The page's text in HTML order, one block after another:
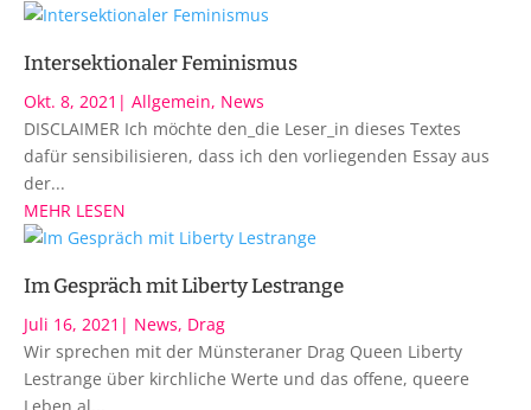
Intersektionaler Feminismus
Okt. 8, 2021 | Allgemein, News
DISCLAIMER Ich möchte den_die Leser_in dieses Textes
dafür sensibilisieren, dass ich den vorliegenden Essay aus
der...
MEHR LESEN
Im Gespräch mit Liberty Lestrange
Juli 16, 2021 | News, Drag
Wir sprechen mit der Münsteraner Drag Queen Liberty
Lestrange über kirchliche Werte und das offene, queere